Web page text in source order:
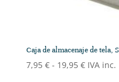
Caja de almacenaje de tela,
7,95 € - 19,95 €Rango
IVA inc.